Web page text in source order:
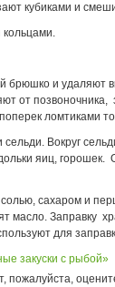
кубиками и
брюшко и удаляют
от
ломтиками
Вокруг
яиц, горошек.
солью, сахаром и
масло. Заправку
для
закуски с рыбой»
пожалуйста,